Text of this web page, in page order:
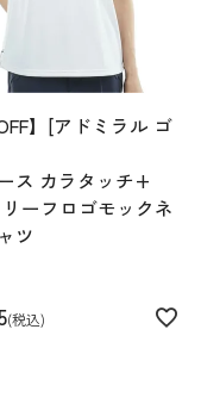
OFF】[アドミラル ゴ
ス カラタッチ+
ーフロゴモックネ
ツ
税込